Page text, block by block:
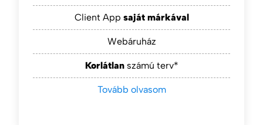
Client App saját márkával
Webáruház
Korlátlanszámú terv*
Tovább olvasom